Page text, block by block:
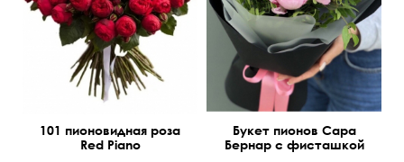
101 пионовидная роза
Red Piano
Букет пионов Сара
Бернар с фисташкой